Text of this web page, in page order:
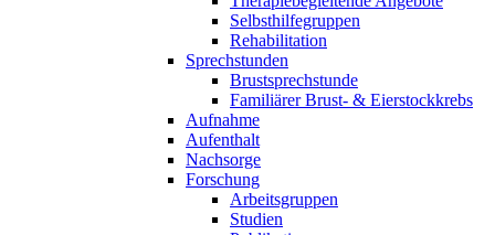
Selbsthilfegruppen
Rehabilitation
Sprechstunden
Brustsprechstunde
Familiärer Brust- & Eierstockkrebs
Aufnahme
Aufenthalt
Nachsorge
Forschung
Arbeitsgruppen
Studien